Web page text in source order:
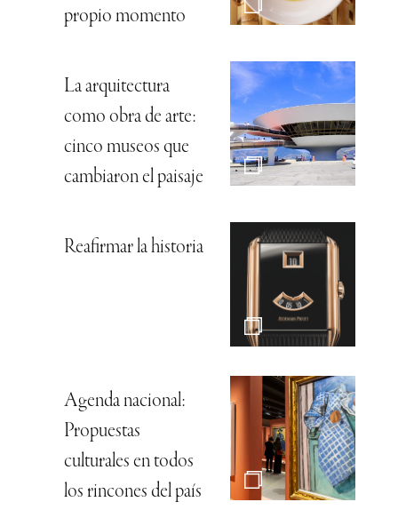
propio momento
La arquitectura
como obra de arte:
cinco museos que
cambiaron el paisaje
Reafirmar la historia
Agenda nacional:
Propuestas
culturales en todos
los rincones del país